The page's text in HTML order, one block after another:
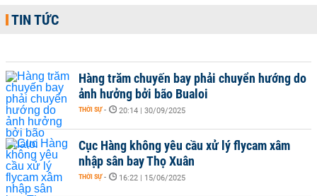
TIN TỨC
Hàng trăm chuyến bay phải chuyển hướng do
ảnh hưởng bởi bão Bualoi
THỜI SỰ - 20:14 | 30/09/2025
Cục Hàng không yêu cầu xử lý flycam xâm
nhập sân bay Thọ Xuân
THỜI SỰ - 16:22 | 15/06/2025